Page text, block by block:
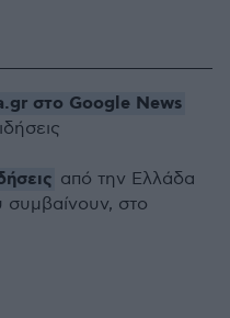
στο Google News
από την Ελλάδα
συμβαίνουν, στο